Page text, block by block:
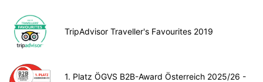
TripAdvisor Traveller's Favourites 2019
1. Platz ÖGVS B2B-Award Österreich 2025/26 -